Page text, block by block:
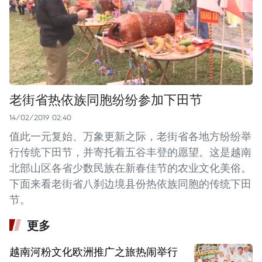
老街省热依族同胞纷纷参加下田节
14/02/2019 02:40
值此一元复始、万象更新之际，老街省各地方纷纷举
行传统下田节，并寄托着五谷丰登的愿望。这是越南
北部山区各省少数民族在新春佳节的农业文化美俗。
下面来看老街省八刹边境县份热依族同胞的传统下田
节。
更多
越南河粉文化欧洲推广之旅热闹举行